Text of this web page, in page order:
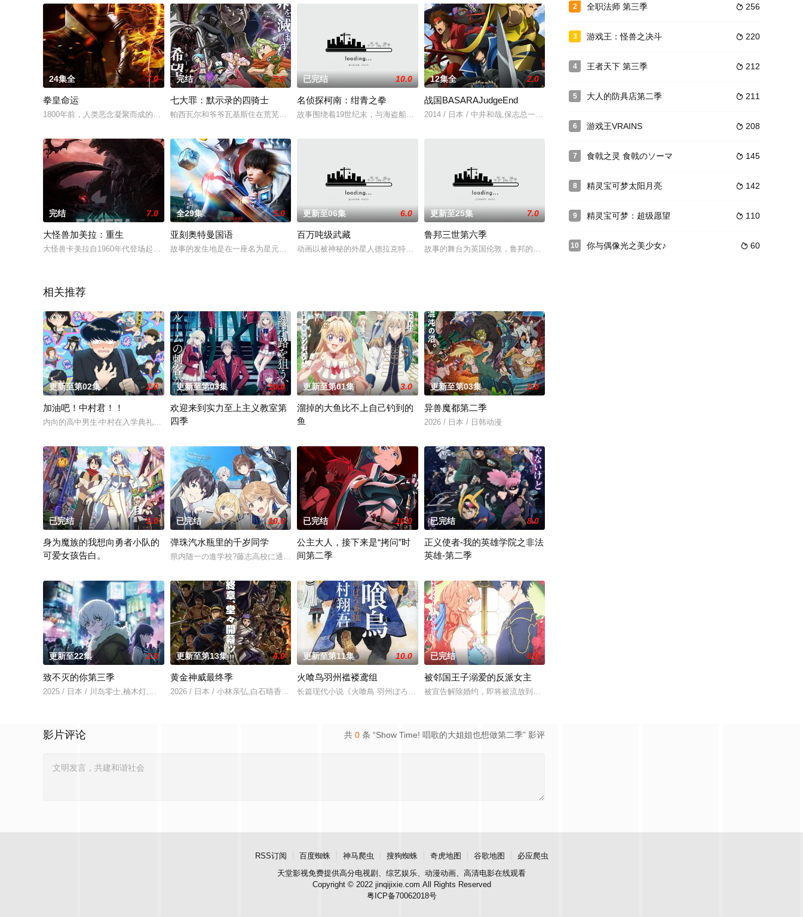
24集全 7.0
拳皇命运
1800年前，人类恶念凝聚而成的怪物—八歧大蛇肆虐人间，被以草薙家族为首的武术家们用三
完结 7.0
七大罪：默示录的四骑士
帕西瓦尔和爷爷瓦基斯住在荒芜的边境之地，过着悠闲的生活。帕西瓦尔快满 16 之时，爷爷
已完结 10.0
名侦探柯南：绀青之拳
故事围绕着19世纪末，与海盗船一同沉入新加坡海域的世界上最大的蓝宝石“绀青之拳”。 当
12集全 2.0
战国BASARAJudgeEnd
2014 / 日本 / 中井和哉,保志总一朗,大川透,关智一,置鲇龙太郎,石田彰,立木文彦,森川智之,玄田哲章
完结 7.0
大怪兽加美拉：重生
大怪兽卡美拉自1960年代登场起，便掳获全球怪兽迷的心。全新系列动画片一共六集，且看卡
全29集 5.0
亚刻奥特曼国语
故事的发生地是在一座名为星元市的小城市。在市内的狮子尾山上，耸立着一个闪耀着彩色光芒的
更新至06集 6.0
百万吨级武藏
动画以被神秘的外星人德拉克特毁灭了几乎所有人类的地球为舞台展开。过去人类为了躲避外星人
更新至25集 7.0
鲁邦三世第六季
故事的舞台为英国伦敦，鲁邦的目标是谜样组织Raven隐藏起来的宝物，而它的线索是一幅画
相关推荐
更新至第02集 2.0
加油吧！中村君！！
内向的高中男生‧中村在入学典礼一眼爱上同班的广濑，鼓起勇气示好却常常失败。上素描课，广
更新至第03集 10.0
欢迎来到实力至上主义教室第
四季
更新至第01集 3.0
溜掉的大鱼比不上自己钓到的
鱼
更新至第03集 2.0
异兽魔都第二季
2026 / 日本 / 日韩动漫
已完结 5.0
身为魔族的我想向勇者小队的
可爱女孩告白。
已完结 10.0
弹珠汽水瓶里的千岁同学
県内随一の進学校?藤志高校に通う千歳朔。勉強、運動、コミュ力すべてがハイレベルで、良く
已完结 10.0
公主大人，接下来是“拷问”时
间第二季
已完结 8.0
正义使者-我的英雄学院之非法
英雄-第二季
更新至22集 2.0
致不灭的你第三季
2025 / 日本 / 川岛零士,楠木灯,花守由美里,潘惠美,内田彩,落合福嗣,泽城千春,古贺葵,樫井笙人,子
更新至第13集 4.0
黄金神威最终季
2026 / 日本 / 小林亲弘,白石晴香,伊藤健太郎
更新至第11集 10.0
火喰鸟羽州褴褛鸢组
长篇现代小说《火喰鳥 羽州ぼろ鳶組》动画化决定！
已完结 6.0
被邻国王子溺爱的反派女主
被宣告解除婚约，即将被流放到国外的缇亚拉萝丝。 “这不是我玩的乙女游戏吗！”在剧情结束
共 0 条 “Show Time! 唱歌的大姐姐也想做第二季” 影评
影片评论
2  256
全职法师 第三季
3  220
游戏王：怪兽之决斗
4  212
王者天下 第三季
5  211
大人的防具店第二季
6  208
游戏王VRAINS
7  145
食戟之灵 食戟のソーマ
8  142
精灵宝可梦太阳月亮
9  110
精灵宝可梦：超级愿望
10  60
你与偶像光之美少女♪
RSS订阅 百度蜘蛛 神马爬虫 搜狗蜘蛛 奇虎地图 谷歌地图
必应爬虫
天堂影视免费提供高分电视剧、综艺娱乐、动漫动画、高清电影在线观看
Copyright © 2022 jinqijixie.com All Rights Reserved
粤ICP备70062018号